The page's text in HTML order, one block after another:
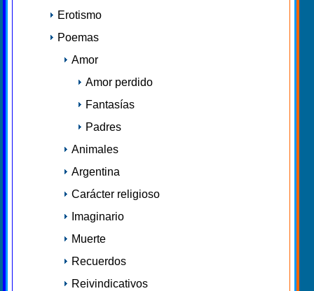
Erotismo
Poemas
Amor
Amor perdido
Fantasías
Padres
Animales
Argentina
Carácter religioso
Imaginario
Muerte
Recuerdos
Reivindicativos